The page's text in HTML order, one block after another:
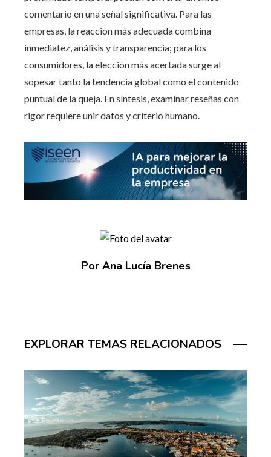
comentario en una señal significativa. Para las
empresas, la reacción más adecuada combina
inmediatez, análisis y transparencia; para los
consumidores, la elección más acertada surge al
sopesar tanto la tendencia global como el contenido
puntual de la queja. En síntesis, examinar reseñas con
rigor requiere unir datos y criterio humano.
Por Ana Lucía Brenes
EXPLORAR TEMAS RELACIONADOS